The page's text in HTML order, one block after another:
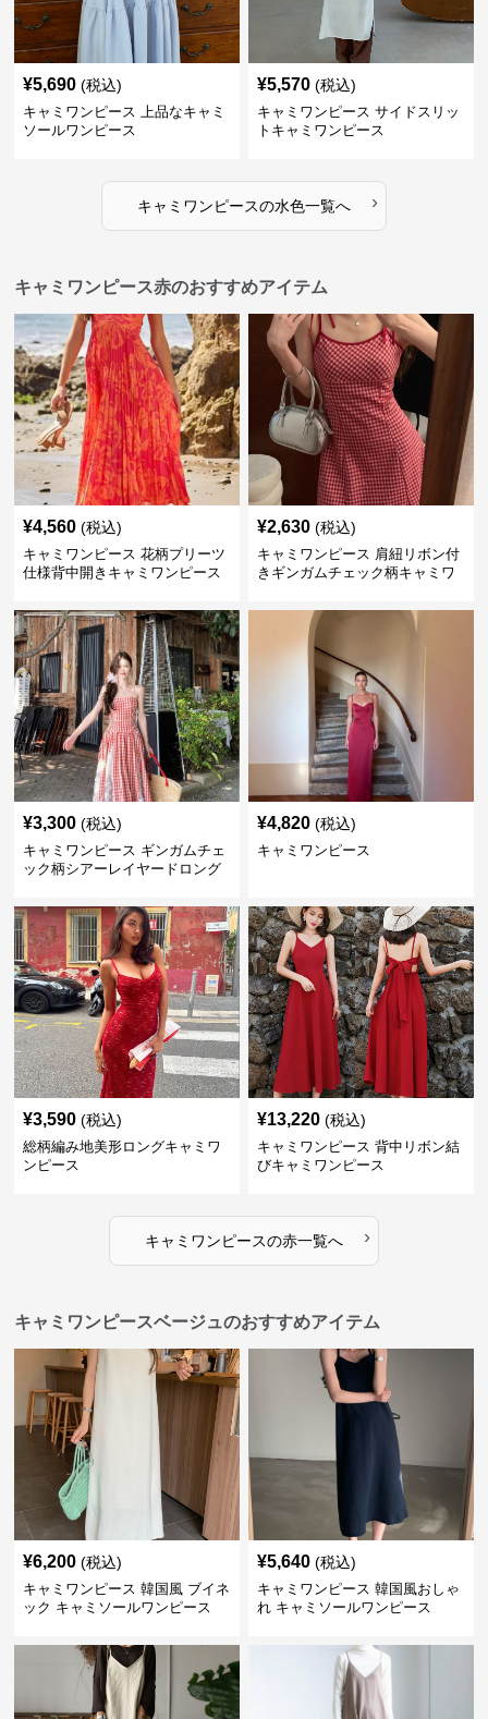
¥5,690 (税込)
キャミワンピース 上品なキャミ
ソールワンピース
¥5,570 (税込)
キャミワンピース サイドスリッ
トキャミワンピース
キャミワンピースの水色一覧へ ›
キャミワンピース赤のおすすめアイテム
¥4,560 (税込)
キャミワンピース 花柄プリーツ
仕様背中開きキャミワンピース
¥2,630 (税込)
キャミワンピース 肩紐リボン付
きギンガムチェック柄キャミワ
¥3,300 (税込)
キャミワンピース ギンガムチェ
ック柄シアーレイヤードロング
¥4,820 (税込)
キャミワンピース
¥3,590 (税込)
総柄編み地美形ロングキャミワ
ンピース
¥13,220 (税込)
キャミワンピース 背中リボン結
びキャミワンピース
キャミワンピースの赤一覧へ ›
キャミワンピースベージュのおすすめアイテム
¥6,200 (税込)
キャミワンピース 韓国風 ブイネ
ック キャミソールワンピース
¥5,640 (税込)
キャミワンピース 韓国風おしゃ
れ キャミソールワンピース